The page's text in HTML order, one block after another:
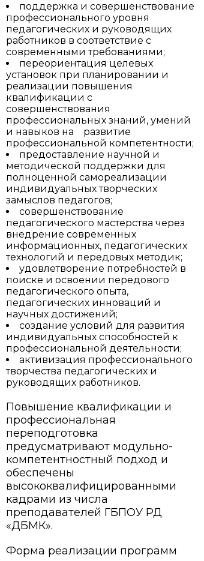
поддержка и совершенствование
профессионального уровня
педагогических и руководящих
работников в соответствие с
современными требованиями;
переориентация целевых
установок при планировании и
реализации повышения
квалификации с
совершенствования
профессиональных знаний, умений
и навыков на развитие
профессиональной компетентности;
предоставление научной и
методической поддержки для
полноценной самореализации
индивидуальных творческих
замыслов педагогов;
совершенствование
педагогического мастерства через
внедрение современных
информационных, педагогических
технологий и передовых методик;
удовлетворение потребностей в
поиске и освоении передового
педагогического опыта,
педагогических инноваций и
научных достижений;
создание условий для развития
индивидуальных способностей к
профессиональной деятельности;
активизация профессионального
творчества педагогических и
руководящих работников.
Повышение квалификации и
профессиональная
переподготовка
предусматривают модульно-
компетентностный подход и
обеспечены
высококвалифицированными
кадрами из числа
преподавателей ГБПОУ РД
«ДБМК».
Форма реализации программ